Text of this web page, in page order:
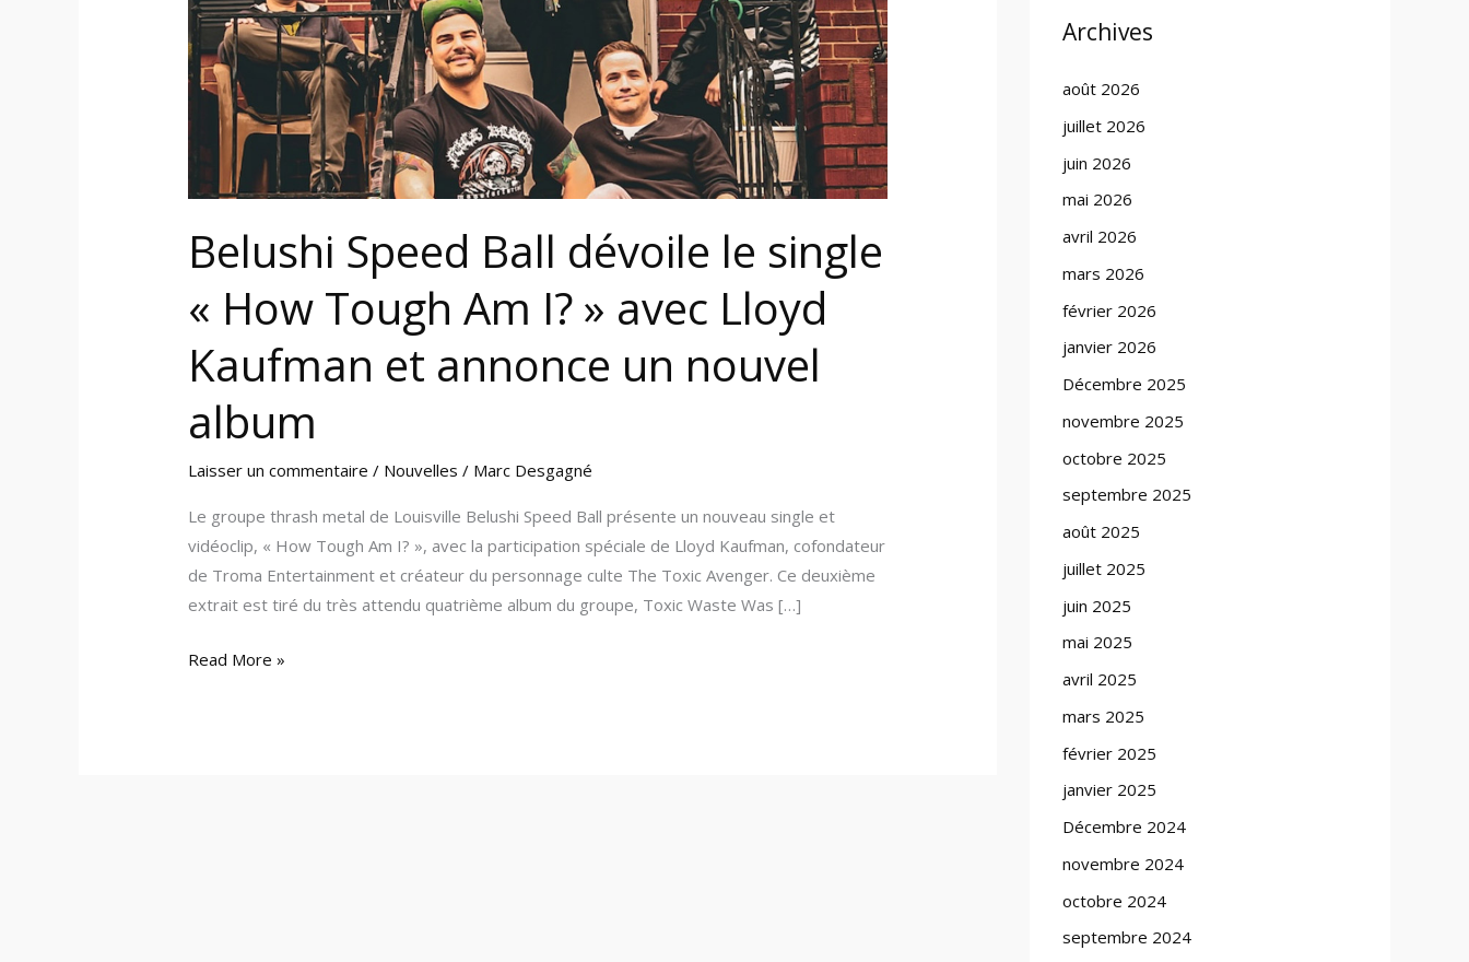
Belushi Speed Ball dévoile le single
« How Tough Am I? » avec Lloyd
Kaufman et annonce un nouvel
album
Laisser un commentaire / Nouvelles / Marc Desgagné
Le groupe thrash metal de Louisville Belushi Speed Ball présente un nouveau single et
vidéoclip, « How Tough Am I? », avec la participation spéciale de Lloyd Kaufman, cofondateur
de Troma Entertainment et créateur du personnage culte The Toxic Avenger. Ce deuxième
extrait est tiré du très attendu quatrième album du groupe, Toxic Waste Was […]
Tough
Am
I?
avec
Kaufman
annonce
nouvel
Read More »
Archives
août 2026
juillet 2026
juin 2026
mai 2026
avril 2026
mars 2026
février 2026
janvier 2026
Décembre 2025
novembre 2025
octobre 2025
septembre 2025
août 2025
juillet 2025
juin 2025
mai 2025
avril 2025
mars 2025
février 2025
janvier 2025
Décembre 2024
novembre 2024
octobre 2024
septembre 2024